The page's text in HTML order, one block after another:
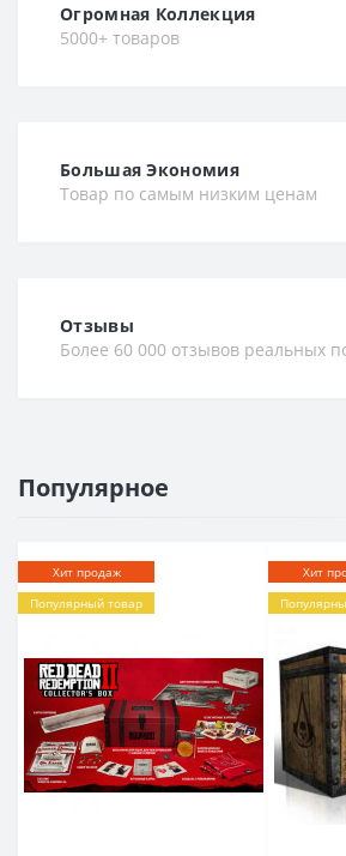
Огромная Коллекция
5000+ товаров
Большая Экономия
Товар по самым низким ценам
Отзывы
Более 60 000 отзывов реальных
Популярное
Хит продаж
Популярный товар
Хит